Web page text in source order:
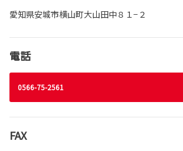
愛知県安城市横山町大山田中８１−２
電話
0566-75-2561
FAX